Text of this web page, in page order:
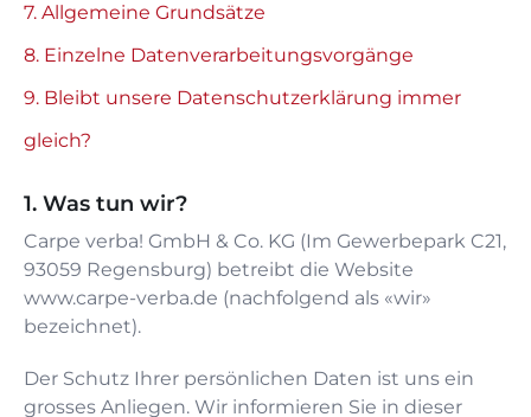
7. Allgemeine Grundsätze
8. Einzelne Datenverarbeitungsvorgänge
9. Bleibt unsere Datenschutzerklärung immer
gleich?
Was tun wir?
Carpe verba! GmbH & Co. KG (Im Gewerbepark C21,
93059 Regensburg) betreibt die Website
www.carpe-verba.de (nachfolgend als «wir»
bezeichnet).
Der Schutz Ihrer persönlichen Daten ist uns ein
grosses Anliegen. Wir informieren Sie in dieser